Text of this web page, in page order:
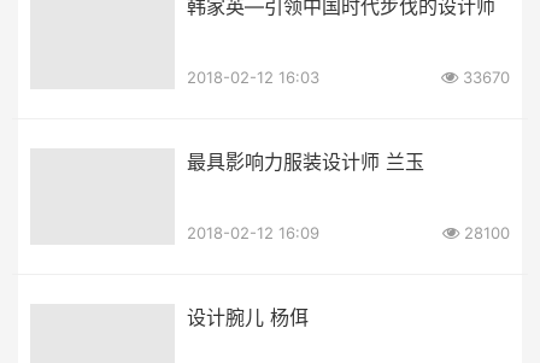
韩家英—引领中国时代步伐的设计师
2018-02-12 16:03 33670
最具影响力服装设计师 兰玉
2018-02-12 16:09 28100
设计腕儿 杨佴